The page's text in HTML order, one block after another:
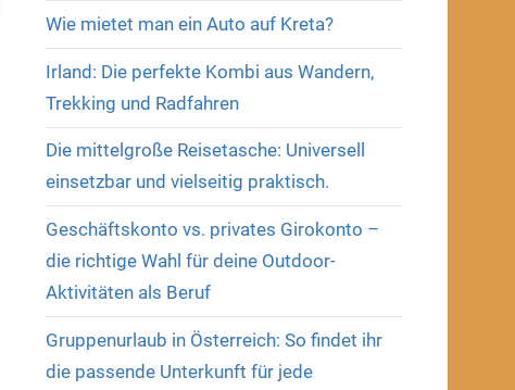
Wie mietet man ein Auto auf Kreta?
Irland: Die perfekte Kombi aus Wandern,
Trekking und Radfahren
Die mittelgroße Reisetasche: Universell
einsetzbar und vielseitig praktisch.
Geschäftskonto vs. privates Girokonto –
die richtige Wahl für deine Outdoor-
Aktivitäten als Beruf
Gruppenurlaub in Österreich: So findet ihr
die passende Unterkunft für jede